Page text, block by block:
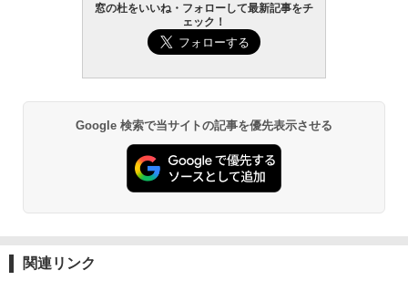
窓の杜をいいね・フォローして最新記事をチ
ェック！
Google 検索で当サイトの記事を優先表示させる
関連リンク